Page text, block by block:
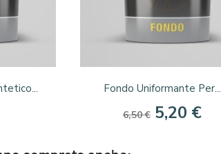
Anteprima
Fondo Uniformante Per...
6,50 € 5,20 €